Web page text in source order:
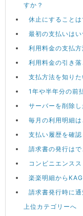
すか？
休止にすることは
最初の支払いはい
利用料金の支払
利用料金の引き
支払方法を知りた
1年や半年分の前
サーバーを削除
毎月の利用明細
支払い履歴を確
請求書の発行はで
コンビニエンス
楽楽明細から
請求書発行時に
上位カテゴリーへ